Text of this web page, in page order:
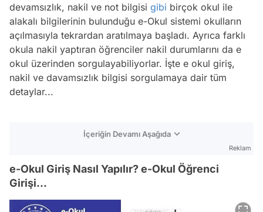
devamsızlık, nakil ve not bilgisi gibi birçok okul ile
alakalı bilgilerinin bulunduğu e-Okul sistemi okulların
açılmasıyla tekrardan aratılmaya başladı. Ayrıca farklı
okula nakil yaptıran öğrenciler nakil durumlarını da e
okul üzerinden sorgulayabiliyorlar. İşte e okul giriş,
nakil ve davamsızlık bilgisi sorgulamaya dair tüm
detaylar...
İçeriğin Devamı Aşağıda
Reklam
e-Okul Giriş Nasıl Yapılır? e-Okul Öğrenci
Girişi...